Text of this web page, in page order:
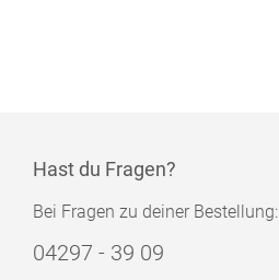
Hast du Fragen?
Bei Fragen zu deiner Bestellung:
04297 - 39 09